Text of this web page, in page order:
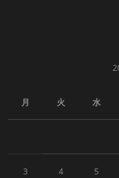
月 火 水
3 4 5